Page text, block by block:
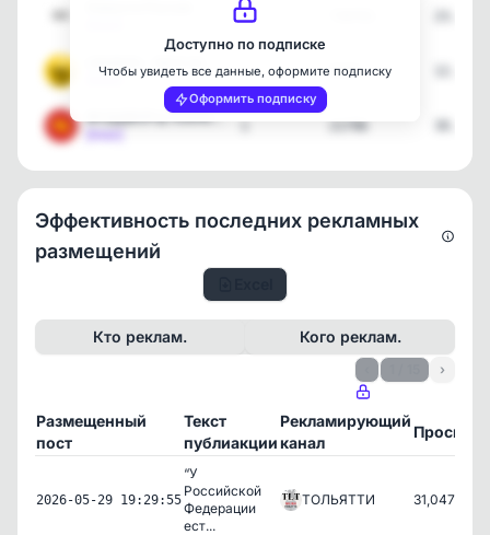
3
[max]
1 9426
ФУДДВОР🍒 Кооперативный м…
1 21796
Доступно по подписке
Чтобы увидеть все данные, оформите подписку
Оформить подписку
Эффективность последних рекламных
размещений
Кто реклам. Кого реклам.
›
Размещенный
пост
Текст
публиакции
Рекламирующий
канал
2026-05-29 19:29:55
“У
Российской
Федерации
ест...
ТОЛЬЯТТИ 31,047